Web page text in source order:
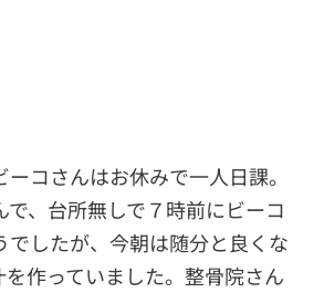
コさんはお休みで一人日課。
、台所無しで７時前にビーコ
したが、今朝は随分と良くな
作っていました。整骨院さん